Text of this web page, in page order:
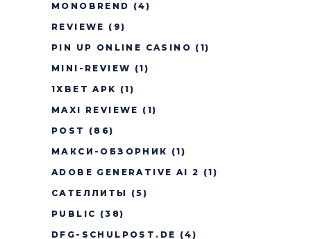
MONOBREND (4)
REVIEWE (9)
PIN UP ONLINE CASINO (1)
MINI-REVIEW (1)
1XBET APK (1)
MAXI REVIEWE (1)
POST
(86)
МАКСИ-ОБЗОРНИК (1)
ADOBE GENERATIVE AI 2 (1)
САТЕЛЛИТЫ
(5)
PUBLIC (38)
DFG-SCHULPOST.DE (4)